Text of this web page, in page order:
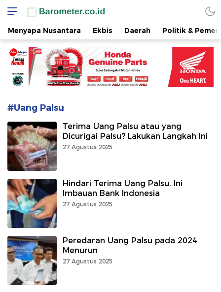
www.barometer.co.id
Berita Terkini di Sulawesi Utara
Menyapa Nusantara Ekbis Daerah Politik &
#Uang Palsu
Terima Uang Palsu atau yang
Dicurigai Palsu? Lakukan Langkah Ini
27 Agustus 2025
Hindari Terima Uang Palsu, Ini
Imbauan Bank Indonesia
27 Agustus 2025
Peredaran Uang Palsu pada 2024
Menurun
27 Agustus 2025